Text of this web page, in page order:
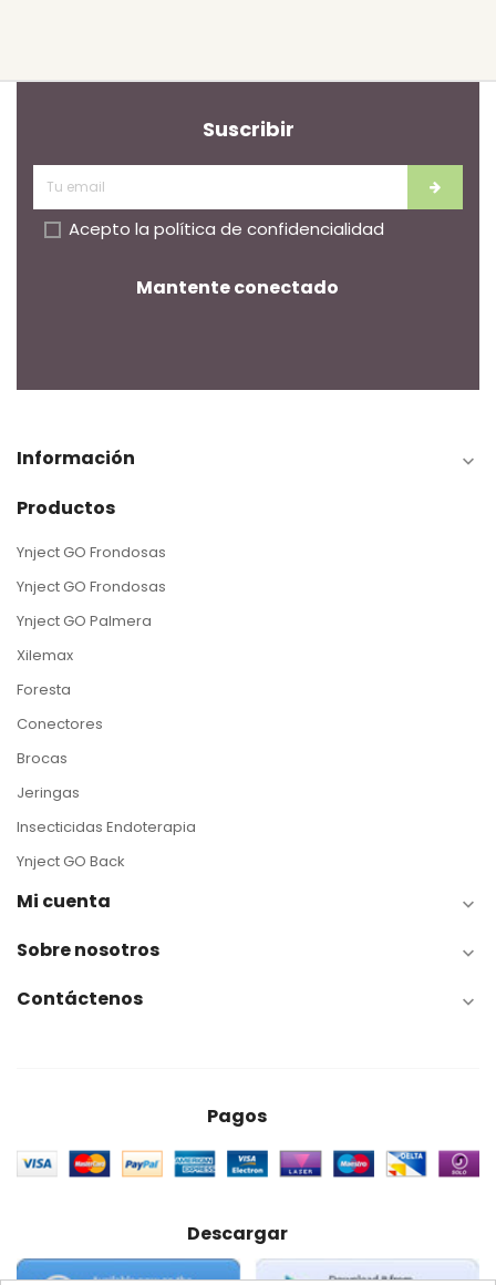
Suscribir
Acepto la política de confidencialidad
Mantente conectado
Información 
Productos
Ynject GO Frondosas
Ynject GO Frondosas
Ynject GO Palmera
Xilemax
Foresta
Conectores
Brocas
Jeringas
Insecticidas Endoterapia
Ynject GO Back
Mi cuenta 
Sobre nosotros 
Contáctenos 
Pagos
Descargar